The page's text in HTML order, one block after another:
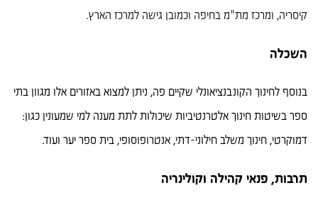
קיסריה, ומרכז מת"מ בחיפה וכמובן גישה למרכז הארץ.
השכלה
בנוסף לחינוך הקונבנציאונלי שקיים פה, ניתן למצוא באזורים אלו מגוון בתי
ספר בשיטות חינוך אלטרנטיביות שיכולות לתת מענה למי שמעונין כגון:
דמוקרטי, חינוך משלב חילוני-דתי, אנטרופוסופי, בית ספר יער ועוד.
תרבות, פנאי קהילה וקולינריה